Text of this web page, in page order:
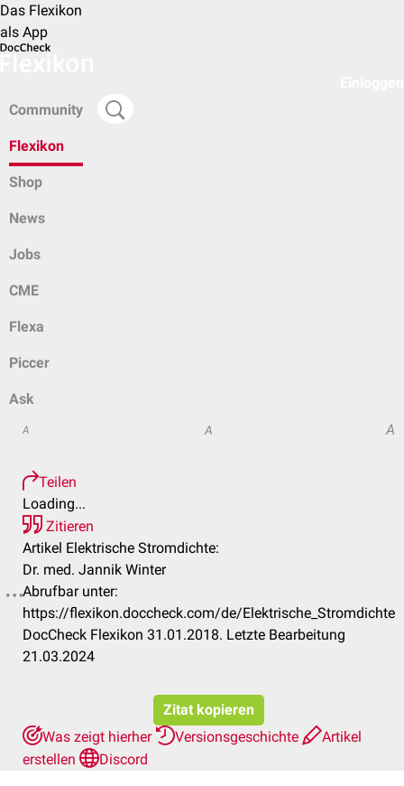
Das Flexikon
als App
Community
Flexikon
Shop
News
Jobs
CME
Flexa
Piccer
Ask
A A A
Teilen
Loading...
Zitieren
Artikel Elektrische Stromdichte:
Dr. med. Jannik Winter
Abrufbar unter:
https://flexikon.doccheck.com/de/Elektrische_Stromdichte
DocCheck Flexikon 31.01.2018. Letzte Bearbeitung
21.03.2024
Zitat kopieren
Was zeigt hierher
Versionsgeschichte
Artikel
erstellen
Discord